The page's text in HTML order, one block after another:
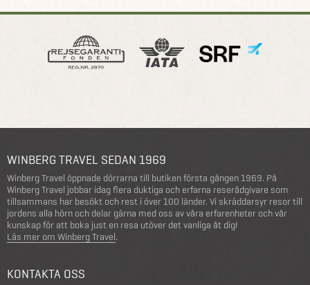
WINBERG TRAVEL SEDAN 1969
Winberg Travel öppnade dörrarna till butiken första gången 1969. På
Winberg Travel jobbar idag flera duktiga och erfarna reserådgivare som
tillsammans har besökt och rest i över 100 länder. Vi skräddarsyr resor till
jordens alla hörn och delar gärna med oss av våra erfarenheter och vår
kunskap för att boka just en resa utöver det vanliga åt dig!
Läs mer om Winberg Travel.
KONTAKTA OSS